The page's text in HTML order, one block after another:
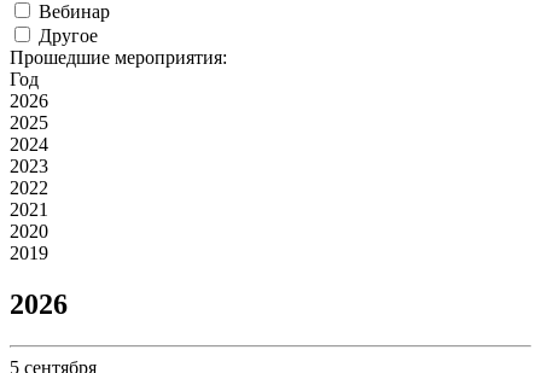
Вебинар
Другое
Прошедшие мероприятия:
Год
2026
2025
2024
2023
2022
2021
2020
2019
2026
5 сентября